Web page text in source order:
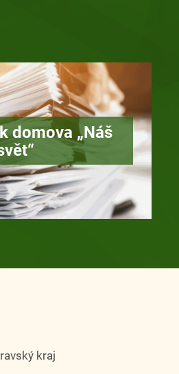
domova „Náš
kraj